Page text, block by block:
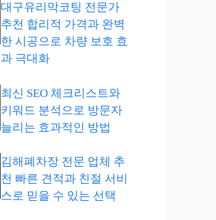
대구유리막코팅 전문가
추천 합리적 가격과 완벽
한 시공으로 차량 보호 효
과 극대화
최신 SEO 체크리스트와
키워드 분석으로 방문자
늘리는 효과적인 방법
김해폐차장 전문 업체 추
천 빠른 견적과 친절 서비
스로 믿을 수 있는 선택